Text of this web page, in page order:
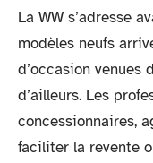
La WW s’adresse
modèles neufs
d’occasion venues
d’ailleurs. Les
concessionnaires,
faciliter la revente